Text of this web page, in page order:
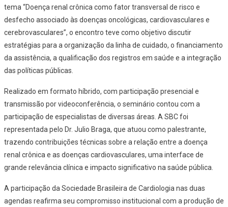
tema “Doença renal crônica como fator transversal de risco e
desfecho associado às doenças oncológicas, cardiovasculares e
cerebrovasculares”, o encontro teve como objetivo discutir
estratégias para a organização da linha de cuidado, o financiamento
da assistência, a qualificação dos registros em saúde e a integração
das políticas públicas.
Realizado em formato híbrido, com participação presencial e
transmissão por videoconferência, o seminário contou com a
participação de especialistas de diversas áreas. A SBC foi
representada pelo Dr. Julio Braga, que atuou como palestrante,
trazendo contribuições técnicas sobre a relação entre a doença
renal crônica e as doenças cardiovasculares, uma interface de
grande relevância clínica e impacto significativo na saúde pública.
A participação da Sociedade Brasileira de Cardiologia nas duas
agendas reafirma seu compromisso institucional com a produção de